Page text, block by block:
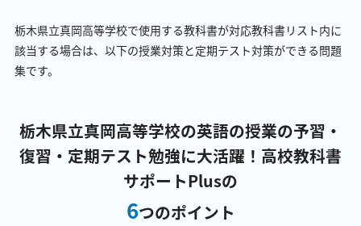
栃木県立真岡高等学校で使用する教科書が対応教科書リスト内に
該当する場合は、以下の授業対策と定期テスト対策ができる問題
集です。
栃木県立真岡高等学校の英語の授業の予習・
復習・定期テスト勉強に大活躍！ 高校教科書
サポートPlusの
6つのポイント